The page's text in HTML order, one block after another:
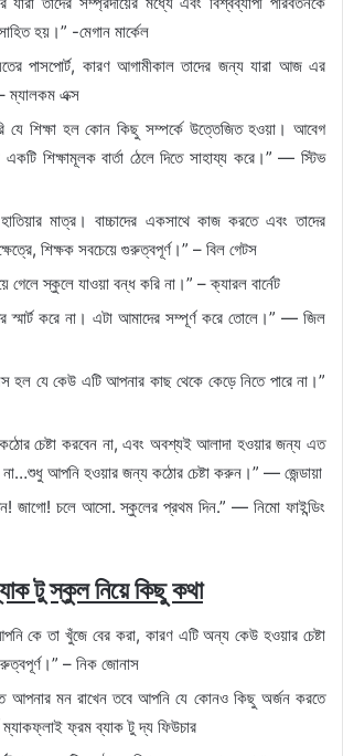
হয়।” -মেগান মার্কেল
পাসপোর্ট, কারণ আগামীকাল তাদের জন্য যারা আজ এর
এক্স
যে শিক্ষা হল কোন কিছু সম্পর্কে উত্তেজিত হওয়া। আবেগ
একটি শিক্ষামূলক বার্তা ঠেলে দিতে সাহায্য করে।” — স্টিভ
মাত্র। বাচ্চাদের একসাথে কাজ করতে এবং তাদের
শিক্ষক সবচেয়ে গুরুত্বপূর্ণ।” – বিল গেটস
গেলে স্কুলে যাওয়া বন্ধ করি না।” – ক্যারল বার্নেট
স্মার্ট করে না। এটা আমাদের সম্পূর্ণ করে তোলে।” — জিল
হল যে কেউ এটি আপনার কাছ থেকে কেড়ে নিতে পারে না।”
চেষ্টা করবেন না, এবং অবশ্যই আলাদা হওয়ার জন্য এত
না…শুধু আপনি হওয়ার জন্য কঠোর চেষ্টা করুন।” — জেন্ডায়া
জাগো! চলে আসো. স্কুলের প্রথম দিন.” — নিমো ফাইন্ডিং
টু স্কুল নিয়ে কিছু কথা
কে তা খুঁজে বের করা, কারণ এটি অন্য কেউ হওয়ার চেষ্টা
– নিক জোনাস
আপনার মন রাখেন তবে আপনি যে কোনও কিছু অর্জন করতে
ম্যাকফ্লাই ফ্রম ব্যাক টু দ্য ফিউচার